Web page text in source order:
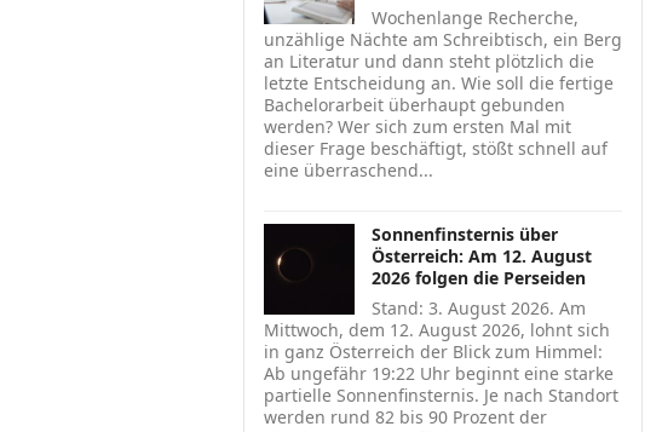
Wochenlange Recherche,
unzählige Nächte am Schreibtisch, ein Berg
an Literatur und dann steht plötzlich die
letzte Entscheidung an. Wie soll die fertige
Bachelorarbeit überhaupt gebunden
werden? Wer sich zum ersten Mal mit
dieser Frage beschäftigt, stößt schnell auf
eine überraschend...
Sonnenfinsternis über
Österreich: Am 12. August
2026 folgen die Perseiden
Stand: 3. August 2026. Am
Mittwoch, dem 12. August 2026, lohnt sich
in ganz Österreich der Blick zum Himmel:
Ab ungefähr 19:22 Uhr beginnt eine starke
partielle Sonnenfinsternis. Je nach Standort
werden rund 82 bis 90 Prozent der